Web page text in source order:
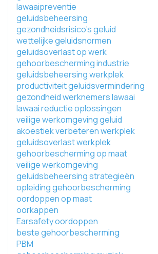
lawaaipreventie
geluidsbeheersing
gezondheidsrisico's geluid
wettelijke geluidsnormen
geluidsoverlast op werk
gehoorbescherming industrie
geluidsbeheersing werkplek
productiviteit geluidsvermindering
gezondheid werknemers lawaai
lawaai reductie oplossingen
veilige werkomgeving geluid
akoestiek verbeteren werkplek
geluidsoverlast werkplek
gehoorbescherming op maat
veilige werkomgeving
geluidsbeheersing strategieën
opleiding gehoorbescherming
oordoppen op maat
oorkappen
Earsafety oordoppen
beste gehoorbescherming
PBM